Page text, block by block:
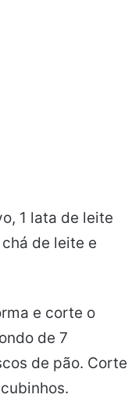
1 lata de leite
de leite e
e corte o
de 7
de pão. Corte